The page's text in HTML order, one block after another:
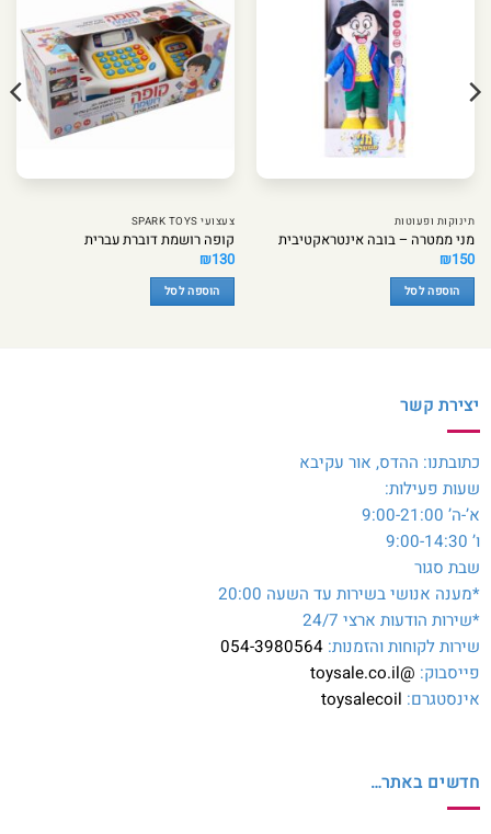
תינוקות ופעוטות
מני ממטרה – בובה אינטראקטיבית
₪150
הוספה לסל
צעצועי SPARK TOYS
קופה רושמת דוברת עברית
₪130
הוספה לסל
יצירת קשר
כתובתנו: ההדס, אור עקיבא
שעות פעילות:
א’-ה’ 9:00-21:00
ו’ 9:00-14:30
שבת סגור
*מענה אנושי בשירות עד השעה 20:00
*שירות הודעות ארצי 24/7
שירות לקוחות והזמנות: 054-3980564
פייסבוק: @toysale.co.il
אינסטגרם: toysalecoil
חדשים באתר…